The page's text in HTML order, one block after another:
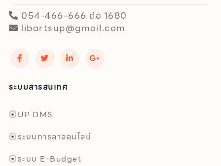
054-466-666 ต่อ 1680
libartsup@gmail.com
ระบบสารสนเทศ
UP DMS
ระบบการลาออนไลน์
ระบบ E-Budget